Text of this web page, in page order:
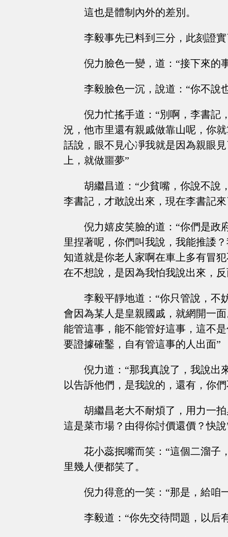
這也是體制內外的差別。
李毅事先已料到三分，此刻證
倪力臉色一變，道：“接下來的
李毅臉色一沉，說道：“你不說
倪力忙搖手道：“別啊，李書記
況，他市里還有親戚做靠山呢，你
話說，眼不見心凈我就是因為親眼
上，就做噩夢”
胡繼昌道：“少貧嘴，你說不說
李書記，才敢說出來，現在李書記
倪力嬉皮笑臉的道：“你們是政
里捏著呢，你們叫我說，我能推諉
知道就是你老人家啊在車上多有冒
在不想說，是因為我怕我說出來，
李毅平靜地道：“你只管說，不
會因為某人是皇親國戚，就網開一
能管這事，能不能管好這事，這不
要證據確鑿，自有管這事的人出面”
倪力道：“那我真說了，我說出
以告訴他們，是我說的，還有，你
胡繼昌老大不耐煩了，用力一
這是菜市場？由得你討價還價？快說
花小蕊抿嘴而笑：“這個二溜子
里幾人便都笑了。
倪力得意的一笑：“那是，給咱
李毅道：“你先交待問題，以后